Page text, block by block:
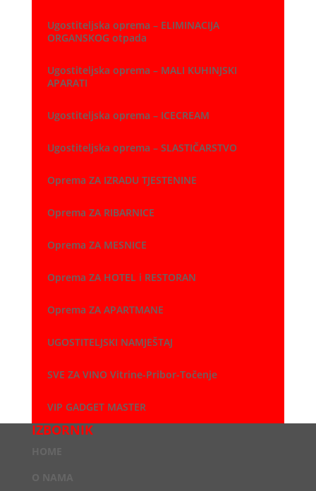
Ugostiteljska oprema – ELIMINACIJA
ORGANSKOG otpada
Ugostiteljska oprema – MALI KUHINJSKI
APARATI
Ugostiteljska oprema – ICECREAM
Ugostiteljska oprema – SLASTIČARSTVO
Oprema ZA IZRADU TJESTENINE
Oprema ZA RIBARNICE
Oprema ZA MESNICE
Oprema ZA HOTEL i RESTORAN
Oprema ZA APARTMANE
UGOSTITELJSKI NAMJEŠTAJ
SVE ZA VINO Vitrine-Pribor-Točenje
VIP GADGET MASTER
IZBORNIK